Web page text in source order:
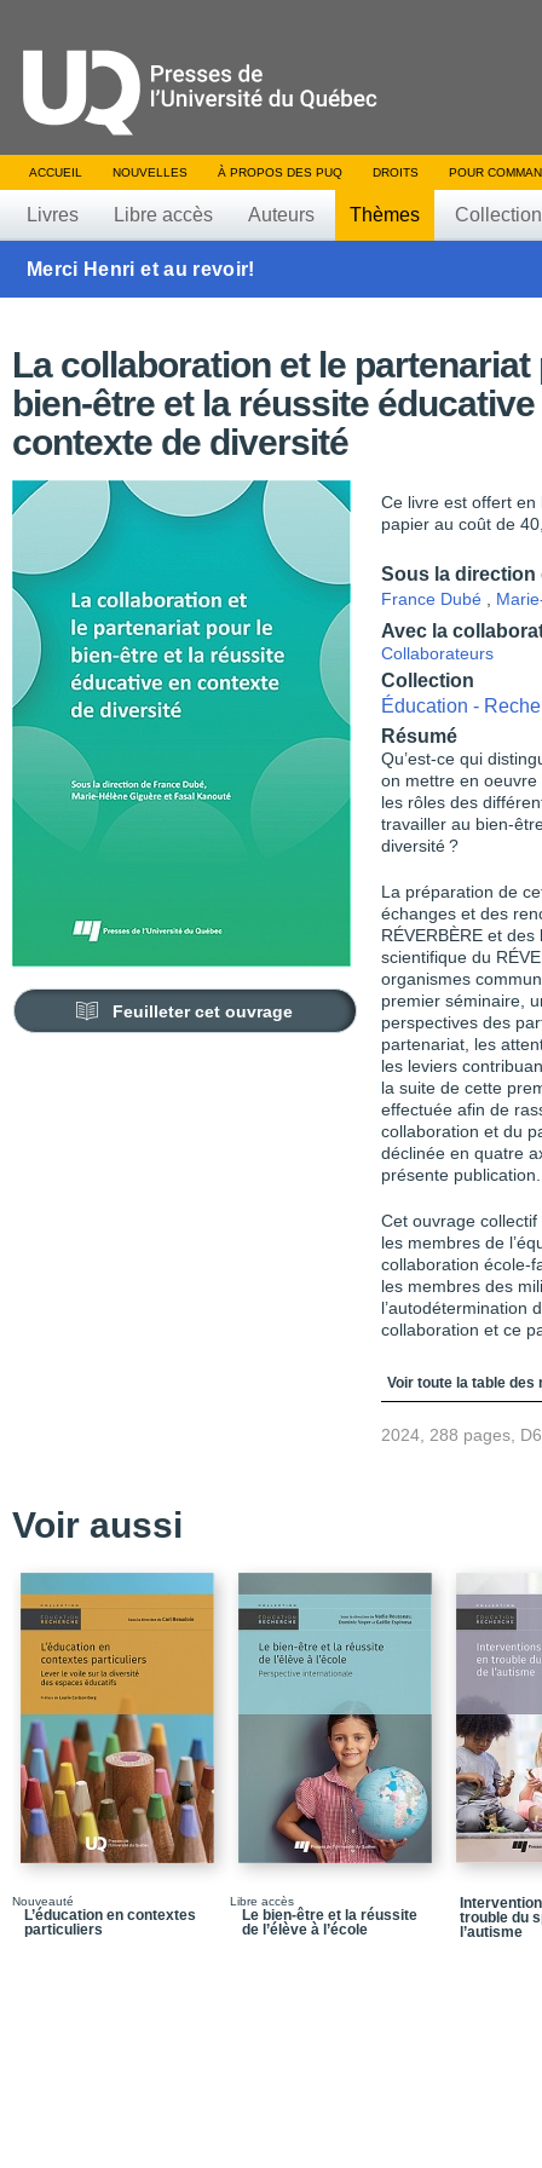
ACCUEIL NOUVELLES À PROPOS DES PUQ DROITS POUR
Livres Libre accès Auteurs Thèmes
Merci Henri et au revoir!
La collaboration et le partenariat
bien-être et la réussite éducative
contexte de diversité
Feuilleter cet ouvrage
Ce livre est offert en
papier au coût de
Sous la direction
France Dubé
Avec la
Collaborateurs
Collection
Éducation -
Résumé
Qu’est-ce qui
on mettre en oeuvre
les rôles des
travailler au bien-
diversité ?
La préparation de
échanges et des
RÉVERBÈRE et
scientifique du
organismes
premier séminaire,
perspectives des
partenariat, les
les leviers
la suite de cette
effectuée afin de
collaboration et du
déclinée en quatre
présente publication.
Cet ouvrage
les membres de
collaboration école-
les membres des
l’autodétermination
collaboration et ce
Table des
Voir toute la table des
2024, 288 pages,
Voir aussi
Nouveauté
L’éducation en contextes
particuliers
Libre accès
Le bien-être et la réussite
de l’élève à l’école
trouble du
l’autisme